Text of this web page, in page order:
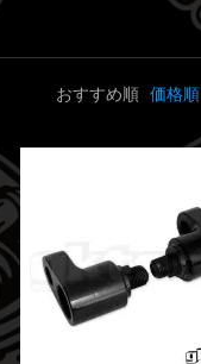
おすすめ順 価格順